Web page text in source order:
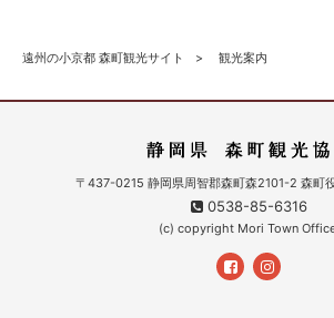
遠州の小京都 森町観光サイト 観光案内
〒437-0215 静岡県周智郡森町森2101-2 森町
0538-85-6316
(c) copyright Mori Town